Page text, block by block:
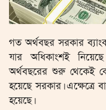
গত অর্থবছর সরকার
যার অধিকাংশই
অর্থবছরের শুরু থেকেই
হয়েছে সরকার। এক্ষেত্রে
হয়েছে।